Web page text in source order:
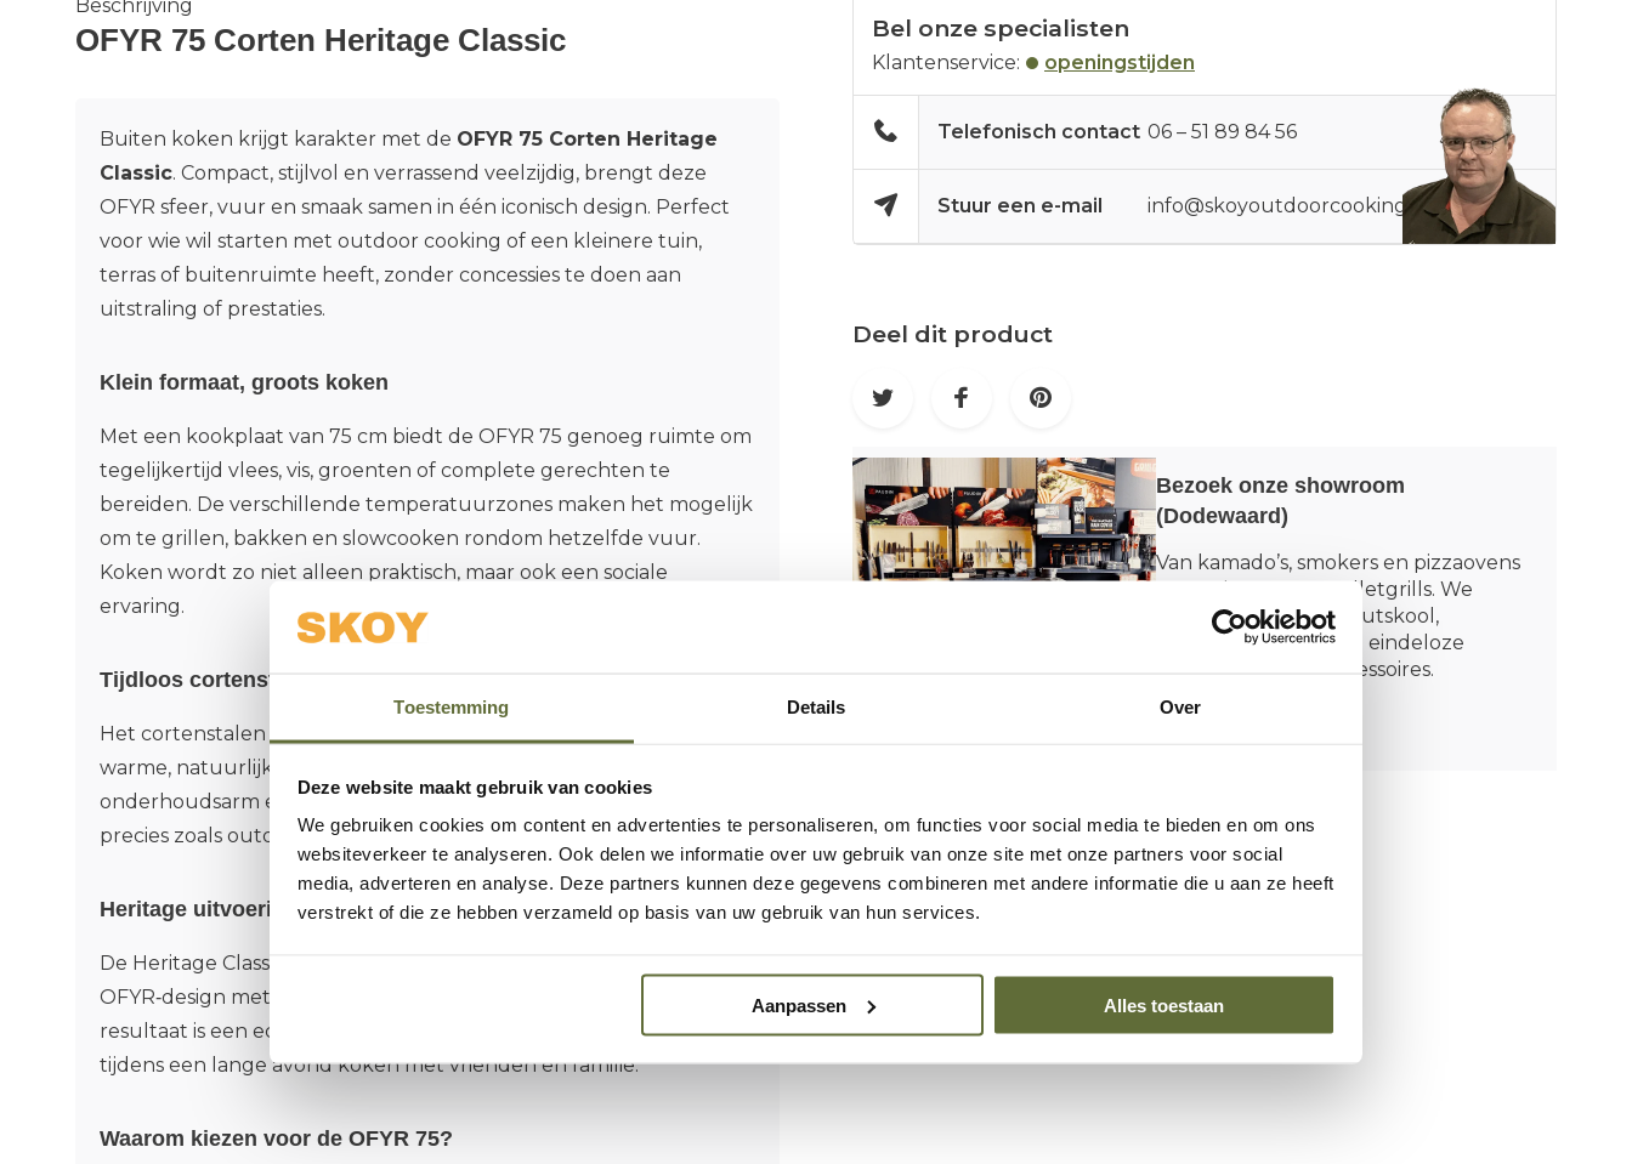
Toestemming Details Over
Deze website maakt gebruik van cookies
We gebruiken cookies om content en advertenties te personaliseren, om functies voor social media te bieden en om ons
websiteverkeer te analyseren. Ook delen we informatie over uw gebruik van onze site met onze partners voor social
media, adverteren en analyse. Deze partners kunnen deze gegevens combineren met andere informatie die u aan ze heeft
verstrekt of die ze hebben verzameld op basis van uw gebruik van hun services.
Aanpassen Alles toestaan
Beschrijving
OFYR 75 Corten Heritage Classic
Buiten koken krijgt karakter met de OFYR 75 Corten Heritage
Classic. Compact, stijlvol en verrassend veelzijdig, brengt deze
OFYR sfeer, vuur en smaak samen in één iconisch design. Perfect
voor wie wil starten met outdoor cooking of een kleinere tuin,
terras of buitenruimte heeft, zonder concessies te doen aan
uitstraling of prestaties.
Klein formaat, groots koken
Met een kookplaat van 75 cm biedt de OFYR 75 genoeg ruimte om
tegelijkertijd vlees, vis, groenten of complete gerechten te
bereiden. De verschillende temperatuurzones maken het mogelijk
om te grillen, bakken en slowcooken rondom hetzelfde vuur.
Koken wordt zo niet alleen praktisch, maar ook een sociale
ervaring.
Tijdloos cortenstaal design
Het cortenstalen onderstel ontwikkelt na verloop van tijd een
warme, natuurlijke roestkleur die in iedere tuin past. Stoer,
onderhoudsarm en bestand tegen alle weersomstandigheden,
precies zoals outdoor cooking bedoeld is.
Heritage uitvoering: klassiek met extra karakter
De Heritage Classic uitvoering combineert het herkenbare
OFYR‑design met subtiele details en een premium uitstraling. Het
resultaat is een echte blikvanger die net zo mooi is zonder vuur als
tijdens een lange avond koken met vrienden en familie.
Waarom kiezen voor de OFYR 75?
Bel onze specialisten
Klantenservice: openingstijden
Telefonisch contact 06 – 51 89 84 56
Stuur een e-mail info@skoyoutdoorcooking.nl
Deel dit product
Bezoek onze showroom
(Dodewaard)
Van kamado’s, smokers en pizzaovens
tot rookovens en pelletgrills. We
leerden alles over houtskool,
rookhout, rubs én de eindeloze
wereld van BBQ-accessoires.